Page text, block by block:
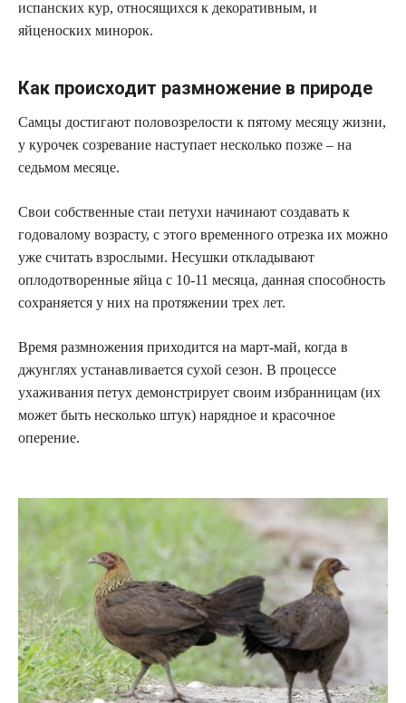
испанских кур, относящихся к декоративным, и
яйценоских минорок.
Как происходит размножение в природе
Самцы достигают половозрелости к пятому месяцу жизни,
у курочек созревание наступает несколько позже – на
седьмом месяце.
Свои собственные стаи петухи начинают создавать к
годовалому возрасту, с этого временного отрезка их можно
уже считать взрослыми. Несушки откладывают
оплодотворенные яйца с 10-11 месяца, данная способность
сохраняется у них на протяжении трех лет.
Время размножения приходится на март-май, когда в
джунглях устанавливается сухой сезон. В процессе
ухаживания петух демонстрирует своим избранницам (их
может быть несколько штук) нарядное и красочное
оперение.